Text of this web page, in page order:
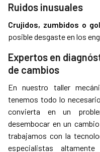
Ruidos inusuales
Crujidos, zumbidos o
posible desgaste en los
Expertos en
de cambios
En nuestro taller
tenemos todo lo
convierta en un
desembocar en un
trabajamos con la
especialistas